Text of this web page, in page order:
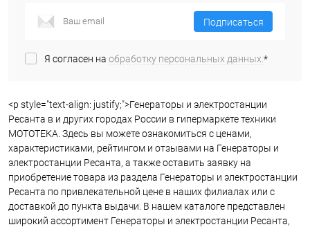
Подписаться
Я согласен на обработку персональных данных.*
<p style="text-align: justify;">Генераторы и электростанции
Ресанта в и других городах России в гипермаркете техники
МОТОТЕКА. Здесь вы можете ознакомиться с ценами,
характеристиками, рейтингом и отзывами на Генераторы и
электростанции Ресанта, а также оставить заявку на
приобретение товара из раздела Генераторы и электростанции
Ресанта по привлекательной цене в наших филиалах или с
доставкой до пункта выдачи. В нашем каталоге представлен
широкий ассортимент Генераторы и электростанции Ресанта,